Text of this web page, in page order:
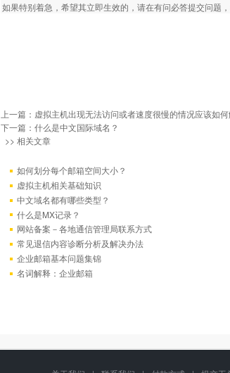
如果特别着急，希望其立即生效的，请在有问必答提交问题
上一篇： 虚拟主机出现无法访问或者速度很慢的情况应该如何
下一篇： 什么是中文国际域名？
>> 相关文章
如何划分每个邮箱空间大小？
虚拟主机相关基础知识
中文域名都有哪些类型？
什么是MX记录？
网站备案－各地通信管理局联系方式
常见退信内容诊断分析及解决办法
企业邮箱基本问题集锦
名词解释：企业邮箱